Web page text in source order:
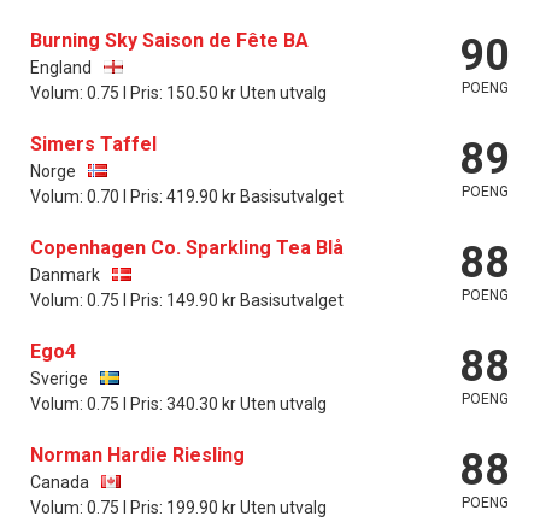
Burning Sky Saison de Fête BA
England
Volum: 0.75 l Pris: 150.50 kr Uten utvalg
90
POENG
Simers Taffel
Norge
Volum: 0.70 l Pris: 419.90 kr Basisutvalget
89
POENG
Copenhagen Co. Sparkling Tea Blå
Danmark
Volum: 0.75 l Pris: 149.90 kr Basisutvalget
88
POENG
Ego4
Sverige
Volum: 0.75 l Pris: 340.30 kr Uten utvalg
88
POENG
Norman Hardie Riesling
Canada
Volum: 0.75 l Pris: 199.90 kr Uten utvalg
88
POENG